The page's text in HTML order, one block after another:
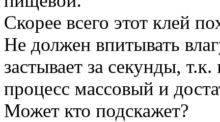
Скорее всего этот клей
Не должен впитывать
застывает за секунды,
процесс массовый и
Может кто подскажет?